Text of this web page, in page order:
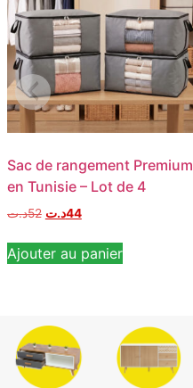
Sac de rangement Premium
en Tunisie – Lot de 4
52د.ت 44د.ت
Ajouter au panier